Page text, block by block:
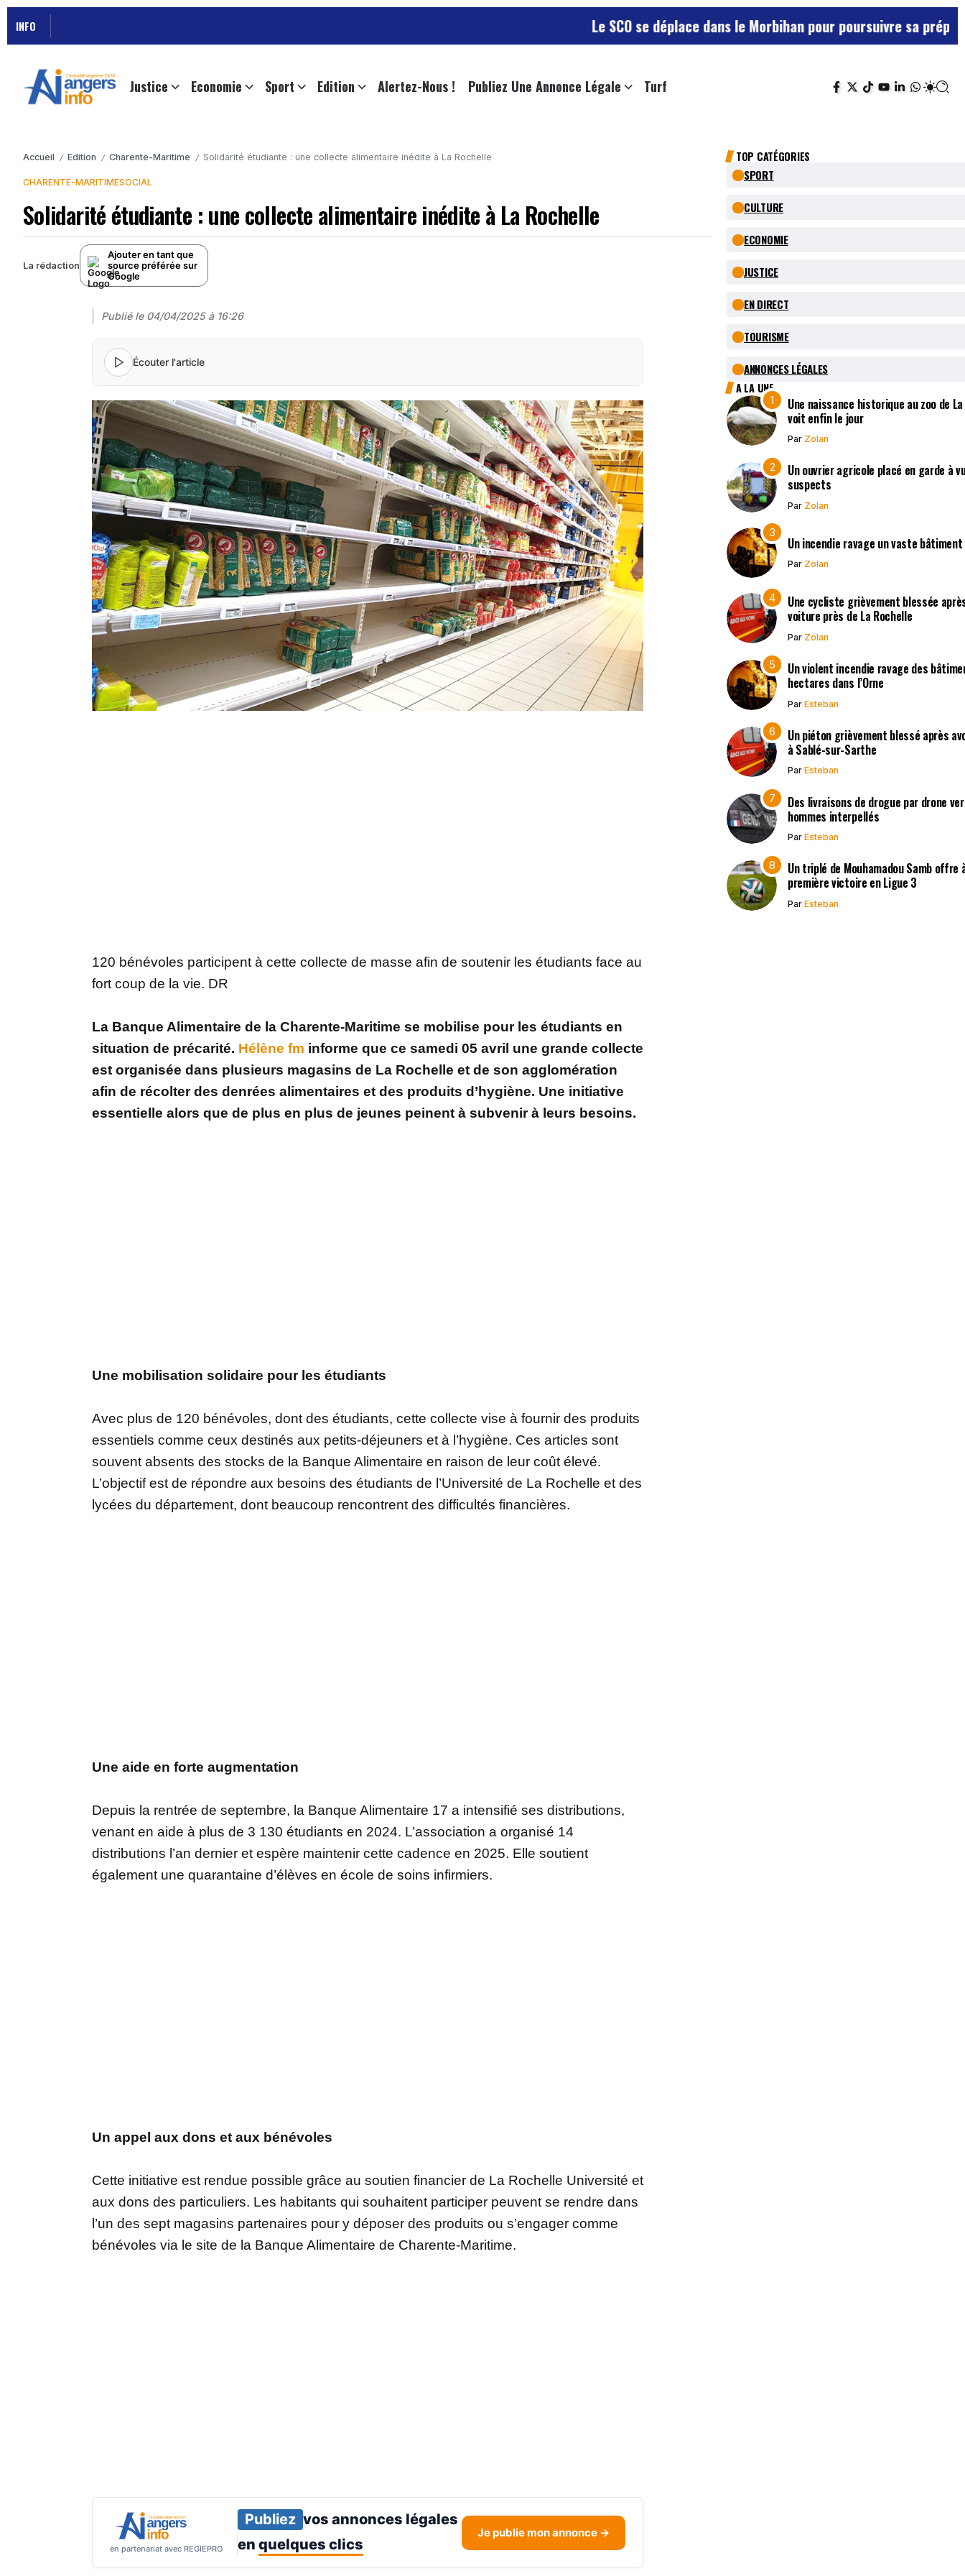
INFO Le SCO se déplace dans le Morbihan pour poursuivre sa préparation
Justice Economie Sport Edition Alertez-Nous ! Publiez Une Annonce Légale Turf
Accueil / Edition / Charente-Maritime / Solidarité étudiante : une collecte alimentaire inédite à La Rochelle
CHARENTE-MARITIMESOCIAL
Solidarité étudiante : une collecte alimentaire inédite à La Rochelle
La rédaction
Ajouter en tant que
source préférée sur
Google
Publié le 04/04/2025 à 16:26
Écouter l'article
120 bénévoles participent à cette collecte de masse afin de soutenir les étudiants face au
fort coup de la vie. DR
La Banque Alimentaire de la Charente-Maritime se mobilise pour les étudiants en
situation de précarité. Hélène fm informe que ce samedi 05 avril une grande collecte
est organisée dans plusieurs magasins de La Rochelle et de son agglomération
afin de récolter des denrées alimentaires et des produits d’hygiène. Une initiative
essentielle alors que de plus en plus de jeunes peinent à subvenir à leurs besoins.
Une mobilisation solidaire pour les étudiants
Avec plus de 120 bénévoles, dont des étudiants, cette collecte vise à fournir des produits
essentiels comme ceux destinés aux petits-déjeuners et à l’hygiène. Ces articles sont
souvent absents des stocks de la Banque Alimentaire en raison de leur coût élevé.
L’objectif est de répondre aux besoins des étudiants de l’Université de La Rochelle et des
lycées du département, dont beaucoup rencontrent des difficultés financières.
Une aide en forte augmentation
Depuis la rentrée de septembre, la Banque Alimentaire 17 a intensifié ses distributions,
venant en aide à plus de 3 130 étudiants en 2024. L’association a organisé 14
distributions l’an dernier et espère maintenir cette cadence en 2025. Elle soutient
également une quarantaine d’élèves en école de soins infirmiers.
Un appel aux dons et aux bénévoles
Cette initiative est rendue possible grâce au soutien financier de La Rochelle Université et
aux dons des particuliers. Les habitants qui souhaitent participer peuvent se rendre dans
l’un des sept magasins partenaires pour y déposer des produits ou s’engager comme
bénévoles via le site de la Banque Alimentaire de Charente-Maritime.
en partenariat avec REGIEPRO
Publiez vos annonces légales
en quelques clics
Je publie mon annonce →
TOP CATÉGORIES
SPORT
CULTURE
ECONOMIE
JUSTICE
EN DIRECT
TOURISME
ANNONCES LÉGALES
A LA UNE
Une naissance historique au zoo de
voit enfin le jour
Par Zolan
Un ouvrier agricole placé en garde à
suspects
Par Zolan
Un incendie ravage un vaste
Par Zolan
Une cycliste grièvement blessée
voiture près de La Rochelle
Par Zolan
Un violent incendie ravage des
hectares dans l’Orne
Par Esteban
Un piéton grièvement blessé après
à Sablé-sur-Sarthe
Par Esteban
Des livraisons de drogue par drone
hommes interpellés
Par Esteban
Un triplé de Mouhamadou Samb offre
première victoire en Ligue 3
Par Esteban